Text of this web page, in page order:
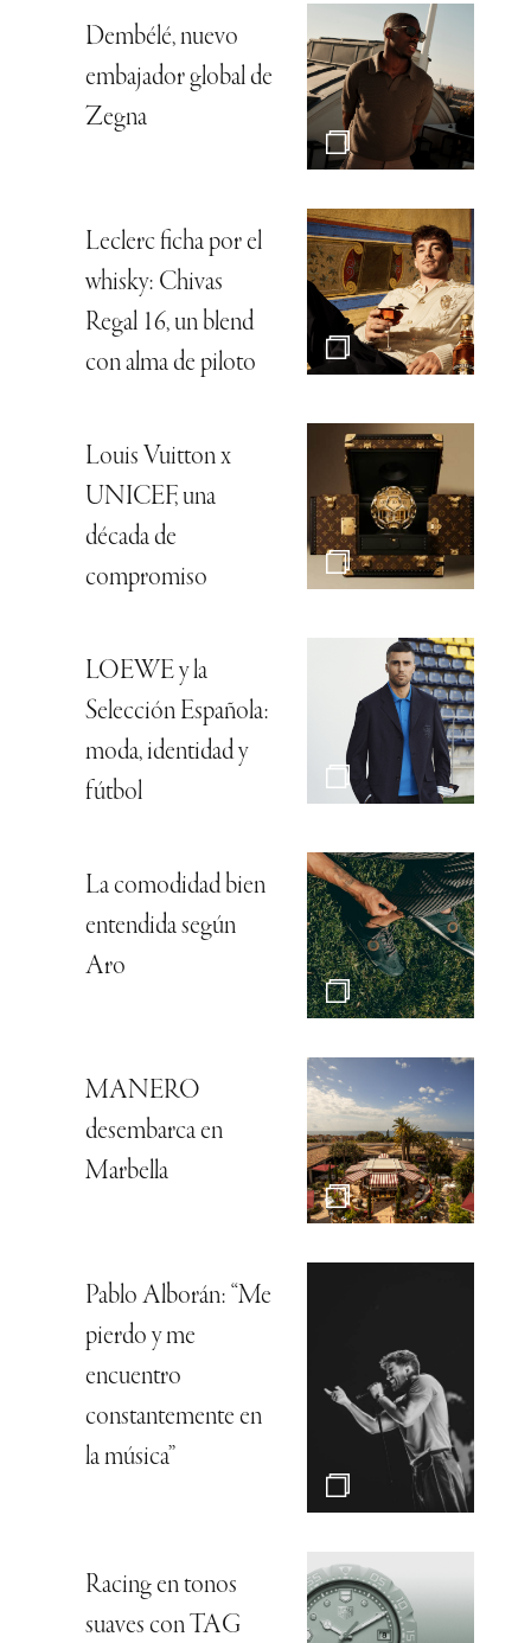
Dembélé, nuevo
embajador global de
Zegna
Leclerc ficha por el
whisky: Chivas
Regal 16, un blend
con alma de piloto
Louis Vuitton x
UNICEF, una
década de
compromiso
LOEWE y la
Selección Española:
moda, identidad y
fútbol
La comodidad bien
entendida según
Aro
MANERO
desembarca en
Marbella
Pablo Alborán: “Me
pierdo y me
encuentro
constantemente en
la música”
Racing en tonos
suaves con TAG